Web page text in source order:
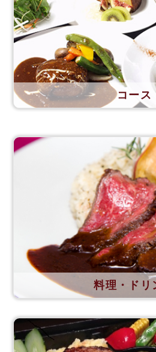
コース
料理・ドリ